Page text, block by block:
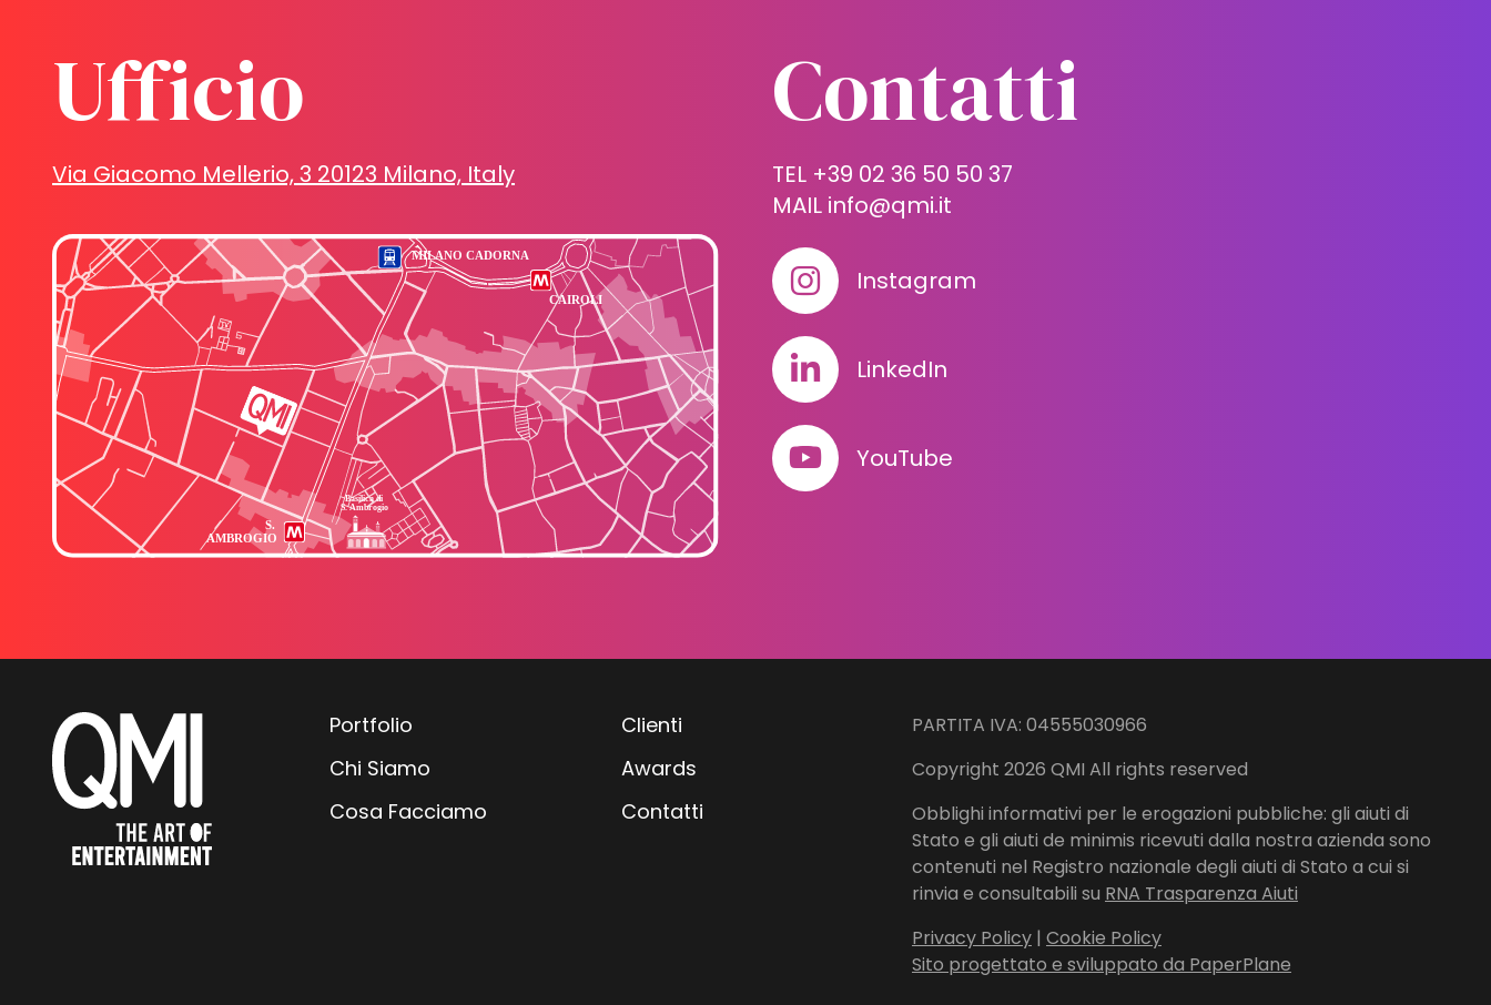
Ufficio
Via Giacomo Mellerio, 3 20123 Milano, Italy
Contatti
TEL +39 02 36 50 50 37
MAIL info@qmi.it
Instagram
LinkedIn
YouTube
Portfolio
Chi Siamo
Cosa Facciamo
Clienti
Awards
Contatti
PARTITA IVA: 04555030966
Copyright 2026 QMI All rights reserved
Obblighi informativi per le erogazioni pubbliche: gli aiuti di
Stato e gli aiuti de minimis ricevuti dalla nostra azienda sono
contenuti nel Registro nazionale degli aiuti di Stato a cui si
rinvia e consultabili su RNA Trasparenza Aiuti
Privacy Policy| Cookie Policy
Sito progettato e sviluppato da PaperPlane